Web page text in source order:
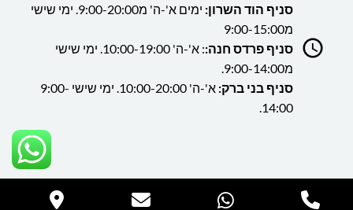
סניף הוד השרון:
ימים א'-ה' מ9:00-20:00. ימי שישי
מ9:00-15:00
סניף פרדס חנה:
: א'-ה' 10:00-19:00. ימי שישי
מ9:00-14:00.
סניף בני ברק:
א'-ה' 10:00-20:00. ימי שישי 9:00-
14:00.
כל הזכויות שמורות ללה גן